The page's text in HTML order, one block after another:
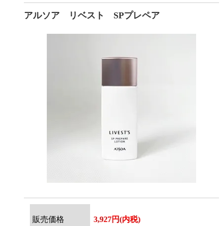
アルソア リベスト SPプレペア
販売価格 3,927円(内税)